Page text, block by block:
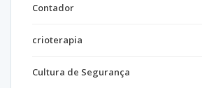
Contador
crioterapia
Cultura de Segurança